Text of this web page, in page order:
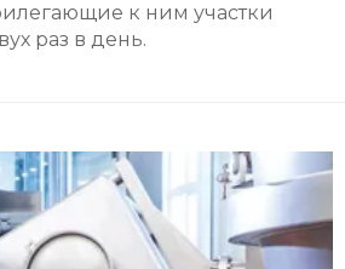
к ним участки
раз в день.